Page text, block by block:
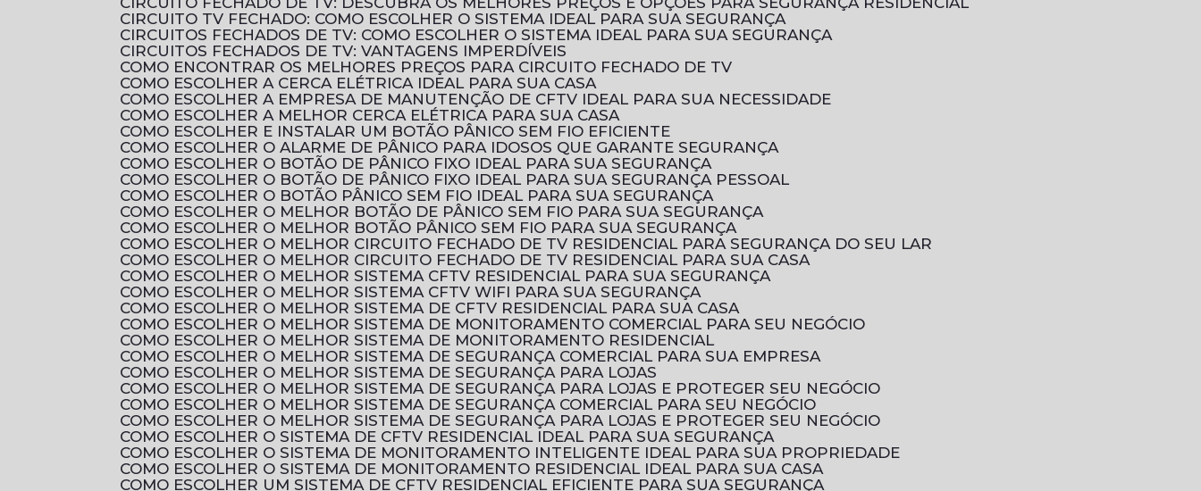
CIRCUITO TV FECHADO: COMO ESCOLHER O SISTEMA IDEAL PARA SUA SEGURANÇA
CIRCUITOS FECHADOS DE TV: COMO ESCOLHER O SISTEMA IDEAL PARA SUA SEGURANÇA
CIRCUITOS FECHADOS DE TV: VANTAGENS IMPERDÍVEIS
COMO ENCONTRAR OS MELHORES PREÇOS PARA CIRCUITO FECHADO DE TV
COMO ESCOLHER A CERCA ELÉTRICA IDEAL PARA SUA CASA
COMO ESCOLHER A EMPRESA DE MANUTENÇÃO DE CFTV IDEAL PARA SUA NECESSIDADE
COMO ESCOLHER A MELHOR CERCA ELÉTRICA PARA SUA CASA
COMO ESCOLHER E INSTALAR UM BOTÃO PÂNICO SEM FIO EFICIENTE
COMO ESCOLHER O ALARME DE PÂNICO PARA IDOSOS QUE GARANTE SEGURANÇA
COMO ESCOLHER O BOTÃO DE PÂNICO FIXO IDEAL PARA SUA SEGURANÇA
COMO ESCOLHER O BOTÃO DE PÂNICO FIXO IDEAL PARA SUA SEGURANÇA PESSOAL
COMO ESCOLHER O BOTÃO PÂNICO SEM FIO IDEAL PARA SUA SEGURANÇA
COMO ESCOLHER O MELHOR BOTÃO DE PÂNICO SEM FIO PARA SUA SEGURANÇA
COMO ESCOLHER O MELHOR BOTÃO PÂNICO SEM FIO PARA SUA SEGURANÇA
COMO ESCOLHER O MELHOR CIRCUITO FECHADO DE TV RESIDENCIAL PARA SEGURANÇA DO SEU LAR
COMO ESCOLHER O MELHOR CIRCUITO FECHADO DE TV RESIDENCIAL PARA SUA CASA
COMO ESCOLHER O MELHOR SISTEMA CFTV RESIDENCIAL PARA SUA SEGURANÇA
COMO ESCOLHER O MELHOR SISTEMA CFTV WIFI PARA SUA SEGURANÇA
COMO ESCOLHER O MELHOR SISTEMA DE CFTV RESIDENCIAL PARA SUA CASA
COMO ESCOLHER O MELHOR SISTEMA DE MONITORAMENTO COMERCIAL PARA SEU NEGÓCIO
COMO ESCOLHER O MELHOR SISTEMA DE MONITORAMENTO RESIDENCIAL
COMO ESCOLHER O MELHOR SISTEMA DE SEGURANÇA COMERCIAL PARA SUA EMPRESA
COMO ESCOLHER O MELHOR SISTEMA DE SEGURANÇA PARA LOJAS
COMO ESCOLHER O MELHOR SISTEMA DE SEGURANÇA PARA LOJAS E PROTEGER SEU NEGÓCIO
COMO ESCOLHER O MELHOR SISTEMA DE SEGURANÇA COMERCIAL PARA SEU NEGÓCIO
COMO ESCOLHER O MELHOR SISTEMA DE SEGURANÇA PARA LOJAS E PROTEGER SEU NEGÓCIO
COMO ESCOLHER O SISTEMA DE CFTV RESIDENCIAL IDEAL PARA SUA SEGURANÇA
COMO ESCOLHER O SISTEMA DE MONITORAMENTO INTELIGENTE IDEAL PARA SUA PROPRIEDADE
COMO ESCOLHER O SISTEMA DE MONITORAMENTO RESIDENCIAL IDEAL PARA SUA CASA
COMO ESCOLHER UM SISTEMA DE CFTV RESIDENCIAL EFICIENTE PARA SUA SEGURANÇA